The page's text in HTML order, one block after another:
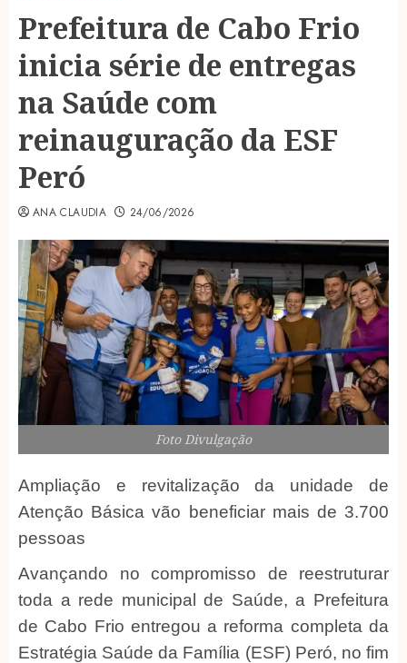
Prefeitura de Cabo Frio
inicia série de entregas
na Saúde com
reinauguração da ESF
Peró
ANA CLAUDIA 24/06/2026
Foto Divulgação
Ampliação e revitalização da unidade de
Atenção Básica vão beneficiar mais de 3.700
pessoas
Avançando no compromisso de reestruturar
toda a rede municipal de Saúde, a Prefeitura
de Cabo Frio entregou a reforma completa da
Estratégia Saúde da Família (ESF) Peró, no fim